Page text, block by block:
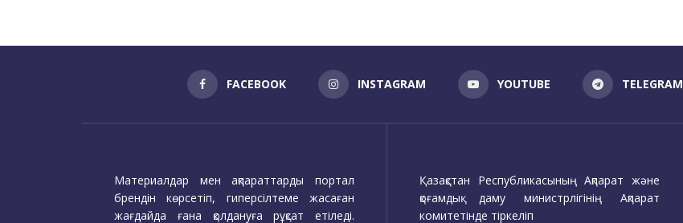
FACEBOOK INSTAGRAM YOUTUBE TELEGRAM
Материалдар мен ақпараттарды портал
брендін көрсетіп, гиперсілтеме жасаған
жағдайда ғана қолдануға рұқсат етіледі.
Қазақстан Республикасының Ақпарат және
қоғамдық даму министрлігінің Ақпарат
комитетінде тіркеліп